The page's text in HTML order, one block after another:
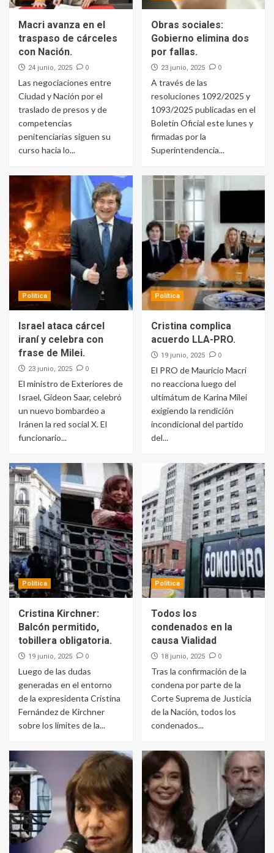
Macri avanza en el
traspaso de cárceles
con Nación.
24 junio, 2025 0
Las negociaciones entre
Ciudad y Nación por el
traslado de presos y de
competencias
penitenciarias siguen su
curso hacia lo...
Obras sociales:
Gobierno elimina dos
por fallas.
23 junio, 2025 0
A través de las
resoluciones 1092/2025 y
1093/2025 publicadas en el
Boletín Oficial este lunes y
firmadas por la
Superintendencia...
Política
Israel ataca cárcel
iraní y celebra con
frase de Milei.
23 junio, 2025 0
El ministro de Exteriores de
Israel, Gideon Saar, celebró
un nuevo bombardeo a
Iránen la red social X. El
funcionario...
Política
Cristina complica
acuerdo LLA-PRO.
19 junio, 2025 0
El PRO de Mauricio Macri
no reacciona luego del
ultimátum de Karina Milei
exigiendo la rendición
incondicional del partido
del...
Política
Cristina Kirchner:
Balcón permitido,
tobillera obligatoria.
19 junio, 2025 0
Luego de las dudas
generadas en el entorno
de la expresidenta Cristina
Fernández de Kirchner
sobre los límites de la...
Política
Todos los
condenados en la
causa Vialidad
18 junio, 2025 0
Tras la confirmación de la
condena por parte de la
Corte Suprema de Justicia
de la Nación, todos los
condenados...